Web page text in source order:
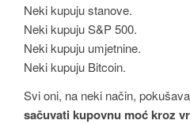
Neki kupuju stanove.
Neki kupuju S&P 500.
Neki kupuju umjetnine.
Neki kupuju Bitcoin.
Svi oni, na neki način,
sačuvati kupovnu moć kroz